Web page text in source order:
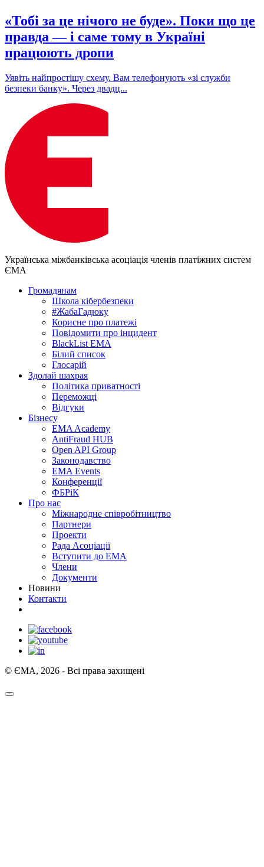
«Тобі за це нічого не буде». Поки що це
правда — і саме тому в Україні
працюють дропи
Уявіть найпростішу схему. Вам телефонують «зі служби
безпеки банку». Через двадц...
Українська міжбанківська асоціація членів платіжних систем
ЄМА
Громадянам
Школа кібербезпеки
#ЖабаГадюку
Корисне про платежі
Повідомити про інцидент
BlackList EMA
Білий список
Глосарій
Здолай шахрая
Політика приватності
Переможцi
Відгуки
Бізнесу
EMA Academy
AntiFraud HUB
Open API Group
Законодавство
EMA Events
Конференції
ФБРіК
Про нас
Міжнародне співробітництво
Партнери
Проекти
Рада Асоціації
Вступити до ЕМА
Члени
Документи
Новини
Контакти
© ЄМА, 2026 - Всі права захищені